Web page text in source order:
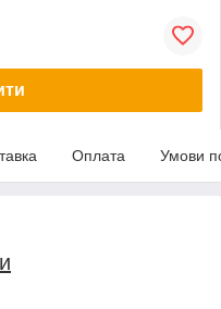
Оплата Умови